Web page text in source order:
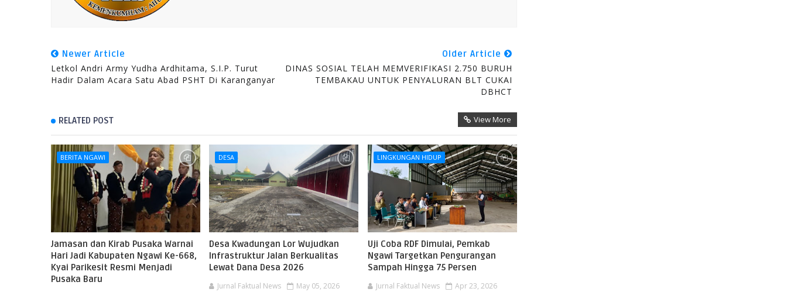
Newer Article
Letkol Andri Army Yudha Ardhitama, S.I.P. Turut
Hadir Dalam Acara Satu Abad PSHT Di Karanganyar
Older Article
DINAS SOSIAL TELAH MEMVERIFIKASI 2.750 BURUH
TEMBAKAU UNTUK PENYALURAN BLT CUKAI
DBHCT
RELATED POST View More
BERITA NGAWI
Jamasan dan Kirab Pusaka Warnai
Hari Jadi Kabupaten Ngawi Ke-668,
Kyai Parikesit Resmi Menjadi
Pusaka Baru
DESA
Desa Kwadungan Lor Wujudkan
Infrastruktur Jalan Berkualitas
Lewat Dana Desa 2026
Jurnal Faktual News May 05, 2026
LINGKUNGAN HIDUP
Uji Coba RDF Dimulai, Pemkab
Ngawi Targetkan Pengurangan
Sampah Hingga 75 Persen
Jurnal Faktual News Apr 23, 2026